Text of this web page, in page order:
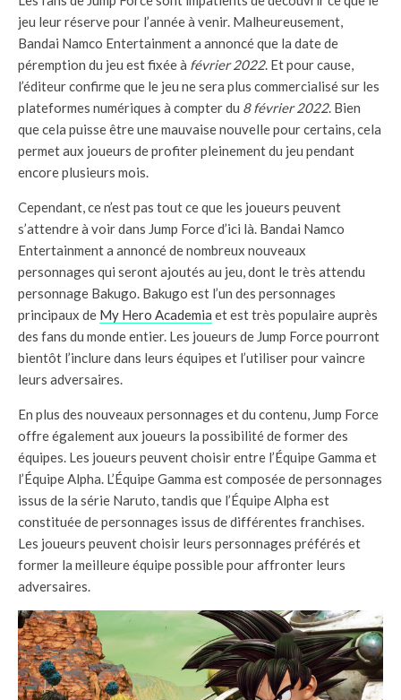
jeu leur réserve pour l’année à venir. Malheureusement,
Bandai Namco Entertainment a annoncé que la date de
péremption du jeu est fixée à février 2022. Et pour cause,
l’éditeur confirme que le jeu ne sera plus commercialisé sur les
plateformes numériques à compter du 8 février 2022. Bien
que cela puisse être une mauvaise nouvelle pour certains, cela
permet aux joueurs de profiter pleinement du jeu pendant
encore plusieurs mois.
Cependant, ce n’est pas tout ce que les joueurs peuvent
s’attendre à voir dans Jump Force d’ici là. Bandai Namco
Entertainment a annoncé de nombreux nouveaux
personnages qui seront ajoutés au jeu, dont le très attendu
personnage Bakugo. Bakugo est l’un des personnages
principaux de My Hero Academia et est très populaire auprès
des fans du monde entier. Les joueurs de Jump Force pourront
bientôt l’inclure dans leurs équipes et l’utiliser pour vaincre
leurs adversaires.
En plus des nouveaux personnages et du contenu, Jump Force
offre également aux joueurs la possibilité de former des
équipes. Les joueurs peuvent choisir entre l’Équipe Gamma et
l’Équipe Alpha. L’Équipe Gamma est composée de personnages
issus de la série Naruto, tandis que l’Équipe Alpha est
constituée de personnages issus de différentes franchises.
Les joueurs peuvent choisir leurs personnages préférés et
former la meilleure équipe possible pour affronter leurs
adversaires.